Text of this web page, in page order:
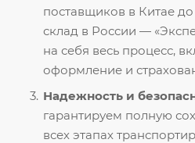
поставщиков в Китае
склад в России —
на себя весь процесс,
оформление и
Надежность и
гарантируем полную
всех этапах